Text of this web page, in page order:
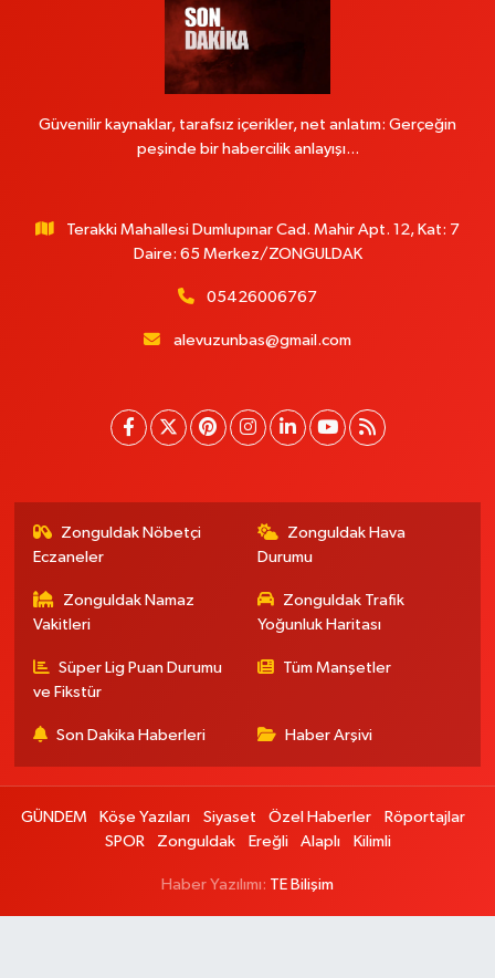
Güvenilir kaynaklar, tarafsız içerikler, net anlatım: Gerçeğin
peşinde bir habercilik anlayışı...
Terakki Mahallesi Dumlupınar Cad. Mahir Apt. 12, Kat: 7
Daire: 65 Merkez/ZONGULDAK
05426006767
alevuzunbas@gmail.com
Zonguldak Nöbetçi
Eczaneler
Zonguldak Hava
Durumu
Zonguldak Namaz
Vakitleri
Zonguldak Trafik
Yoğunluk Haritası
Süper Lig Puan Durumu
ve Fikstür
Tüm Manşetler
Son Dakika Haberleri Haber Arşivi
GÜNDEM Köşe Yazıları Siyaset Özel Haberler
Röportajlar
SPOR
Zonguldak Ereğli Alaplı Kilimli
Haber Yazılımı: TE Bilişim